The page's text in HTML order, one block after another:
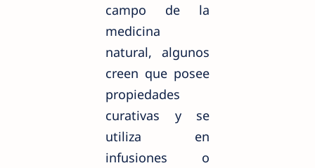
campo de la
medicina
natural, algunos
creen que posee
propiedades
curativas y se
utiliza en
infusiones o